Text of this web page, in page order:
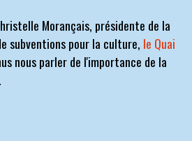
Morançais, présidente de la
subventions pour la culture, le Quai
nous parler de l'importance de la